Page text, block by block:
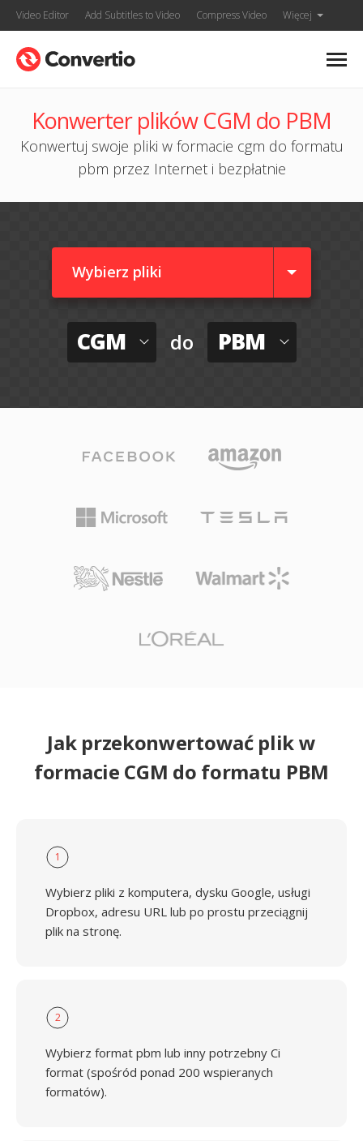
Video Editor Add Subtitles to Video Compress Video Więcej
Konwerter plików CGM do PBM
Konwertuj swoje pliki w formacie cgm do formatu
pbm przez Internet i bezpłatnie
Wybierz pliki
CGM do PBM
Jak przekonwertować plik w
formacie CGM do formatu PBM
1
Wybierz pliki z komputera, dysku Google, usługi
Dropbox, adresu URL lub po prostu przeciągnij
plik na stronę.
2
Wybierz format pbm lub inny potrzebny Ci
format (spośród ponad 200 wspieranych
formatów).